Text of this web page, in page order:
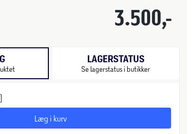
3.500,-
LAGERSTATUS
Se lagerstatus i butikker
Læg i kurv